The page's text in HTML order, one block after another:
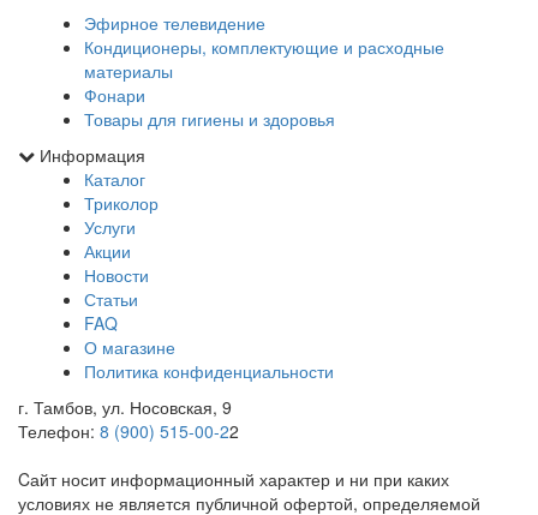
Эфирное телевидение
Кондиционеры, комплектующие и расходные
материалы
Фонари
Товары для гигиены и здоровья
Информация
Каталог
Триколор
Услуги
Акции
Новости
Статьи
FAQ
О магазине
Политика конфиденциальности
г. Тамбов, ул. Носовская, 9
Телефон: 8 (900) 515-00-22
Cайт носит информационный характер и ни при каких
условиях не является публичной офертой, определяемой